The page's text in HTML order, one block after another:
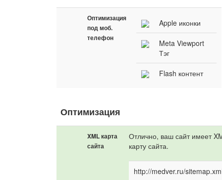
Оптимизация
под моб.
телефон
Apple иконки
Meta Viewport
Тэг
Flash контент
Оптимизация
XML карта
сайта
Отлично, ваш сайт имеет
карту сайта.
http://medver.ru/